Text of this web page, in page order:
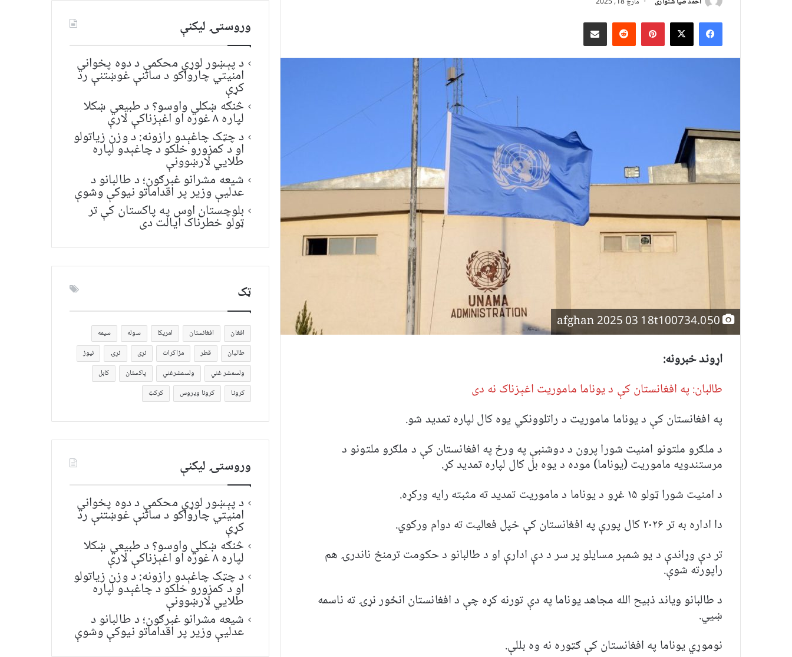
Facebook
X
Pinterest
Redditد بریښنالیک له لارې شریک کړئ
اړوند خبرونه:
طالبان: په افغانستان کې د یوناما ماموریت اغېزناک نه دی
په افغانستان کې د یوناما ماموریت د راتلوونکي یوه کال لپاره تمدید شو.
د ملګرو ملتونو امنیت شورا پرون د دوشنبې په ورځ په افغانستان کې د ملګرو ملتونو د
مرستندویه ماموریت (یوناما) موده د یوه بل کال لپاره تمدید کړ.
د امنیت شورا ټولو ۱۵ غړو د یوناما د ماموریت تمدید ته مثبته رایه ورکړه.
دا اداره به تر ۲۰۲۶ کال پورې په افغانستان کې خپل فعالیت ته دوام ورکوي.
تر دې وړاندې د یو شمېر مسایلو پر سر د دې ادارې او د طالبانو د حکومت ترمنځ ناندرۍ هم
راپورته شوې.
د طالبانو ویاند ذبیح الله مجاهد یوناما په دې تورنه کړه چې د افغانستان انځور نړۍ ته ناسمه
ښیي.
نوموړي یوناما په افغانستان کې ګټوره نه وه بللې.
وروستۍ ليکنې
د پېښور لوړې محکمې د دوه پخواني
امنیتي چارواکو د ساتنې غوښتنې رد
کړې
څنګه ښکلي واوسو؟ د طبیعي ښکلا
لپاره ۸ غوره او اغېزناکې لارې
د چټک چاغېدو رازونه: د وزن زیاتولو
او د کمزورو خلکو د چاغېدو لپاره
طلایي لارښوونې
شیعه مشرانو غبرګون؛ د طالبانو د
عدلیې وزیر پر اقداماتو نیوکې وشوې
بلوچستان اوس په پاکستان کې تر
ټولو خطرناک ایالت دی
ټک
افغان افغانستان امریکا سوله
سیمه
طالبان
قطر مزاکرات نړی نړۍ
نیوز
ولسمشر غني
ولسمشرغني پاکستان
کابل
کرونا
کرونا ویروس کرکټ
وروستۍ ليکنې
د پېښور لوړې محکمې د دوه پخواني
امنیتي چارواکو د ساتنې غوښتنې رد
کړې
څنګه ښکلي واوسو؟ د طبیعي ښکلا
لپاره ۸ غوره او اغېزناکې لارې
د چټک چاغېدو رازونه: د وزن زیاتولو
او د کمزورو خلکو د چاغېدو لپاره
طلایي لارښوونې
شیعه مشرانو غبرګون؛ د طالبانو د
عدلیې وزیر پر اقداماتو نیوکې وشوې